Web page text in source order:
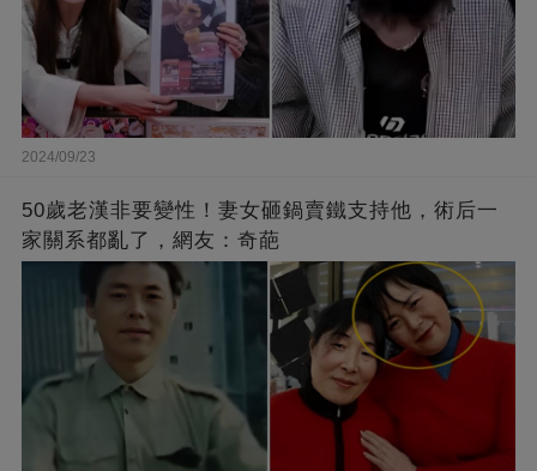
2024/09/23
50歲老漢非要變性！妻女砸鍋賣鐵支持他，術后一
家關系都亂了，網友：奇葩